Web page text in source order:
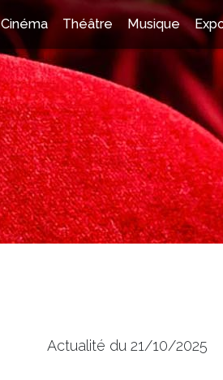
Cinéma Théâtre Musique
Actualité du 21/10/2025